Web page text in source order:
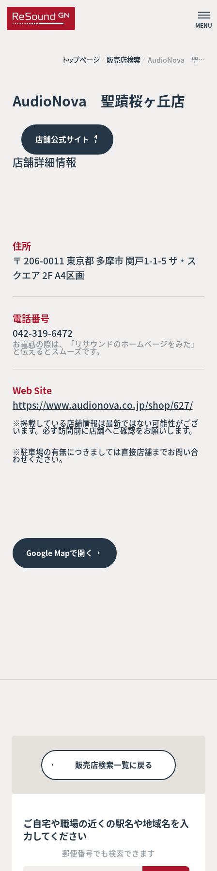
MENU
トップページ 販売店検索 AudioNova 聖蹟
AudioNova 聖蹟桜ヶ丘店
店舗公式サイト
店舗詳細情報
住所
〒 206-0011 東京都 多摩市 関戸1-1-5 ザ・ス
クエア 2F A4区画
電話番号
042-319-6472
お電話の際は、「リサウンドのホームページをみた」
と伝えるとスムーズです。
Web Site
https://www.audionova.co.jp/shop/627/
※掲載している店舗情報は最新ではない可能性がござ
います。必ず訪問前に店舗へご確認をお願いします。
※駐車場の有無につきましては直接店舗までお問い合
わせください。
Google Mapで開く
販売店検索一覧に戻る
ご自宅や職場の近くの駅名や地域名を入
力してください
郵便番号でも検索できます